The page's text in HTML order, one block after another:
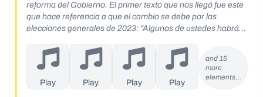
reforma del Gobierno. El primer texto que nos llegó fue este
que hace referencia a que el cambio se debe por las
elecciones generales de 2023: "Algunos de ustedes habrán
bajo, pero quisiera leer darles de que esto es una trampa. Lo
que se va a hacer es, en año electoral, reducir las
retenciones de la empresa del IRPF. Es decir, usted va a
tener más dinero en el bolsillo, pero porque va a pagar
Play Play Play Play
and 15
more
elements…